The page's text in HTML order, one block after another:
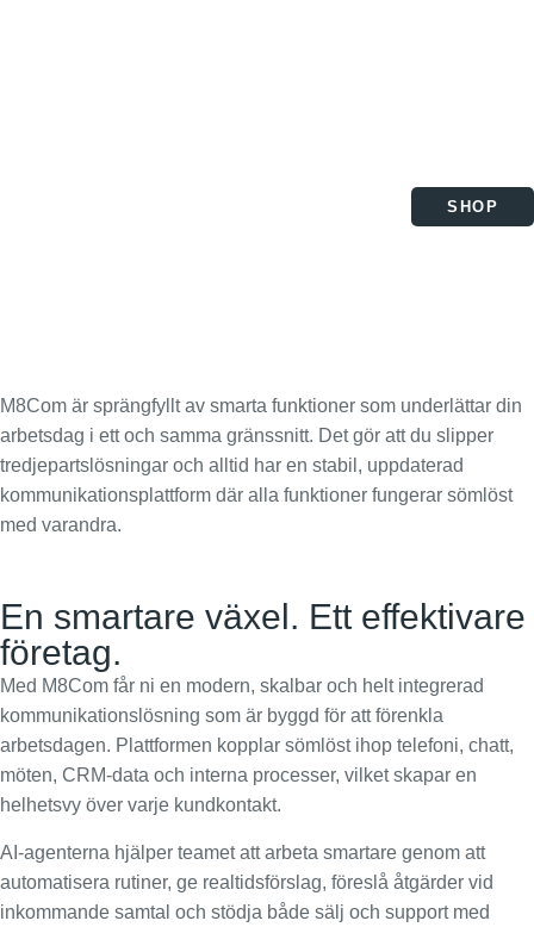
SHOP
M8Com är sprängfyllt av smarta funktioner som underlättar din
arbetsdag i ett och samma gränssnitt. Det gör att du slipper
tredjepartslösningar och alltid har en stabil, uppdaterad
kommunikationsplattform där alla funktioner fungerar sömlöst
med varandra.
En smartare växel. Ett effektivare
företag.
Med M8Com får ni en modern, skalbar och helt integrerad
kommunikationslösning som är byggd för att förenkla
arbetsdagen. Plattformen kopplar sömlöst ihop telefoni, chatt,
möten, CRM-data och interna processer, vilket skapar en
helhetsvy över varje kundkontakt.
AI-agenterna hjälper teamet att arbeta smartare genom att
automatisera rutiner, ge realtidsförslag, föreslå åtgärder vid
inkommande samtal och stödja både sälj och support med